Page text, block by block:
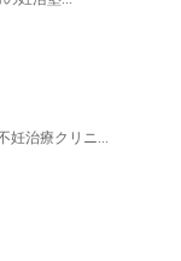
妊治療クリニ...